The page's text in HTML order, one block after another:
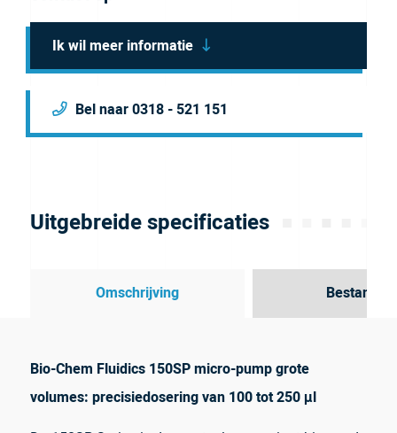
Ik wil meer informatie
Bel naar 0318 - 521 151
Uitgebreide specificaties
Omschrijving Bestanden
Bio-Chem Fluidics 150SP micro-pump grote
volumes: precisiedosering van 100 tot 250 µl